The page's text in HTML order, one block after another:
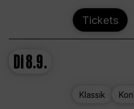
Tickets
Di8.9.
Klassik